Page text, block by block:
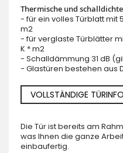
Thermische und
- für ein volles Türblatt mit
m2
- für verglaste Türblätter
K * m2
- Schalldämmung 31 dB
- Glastüren bestehen aus
VOLLSTÄNDIGE
Die Tür ist bereits am
was Ihnen die ganze
einbaufertig.